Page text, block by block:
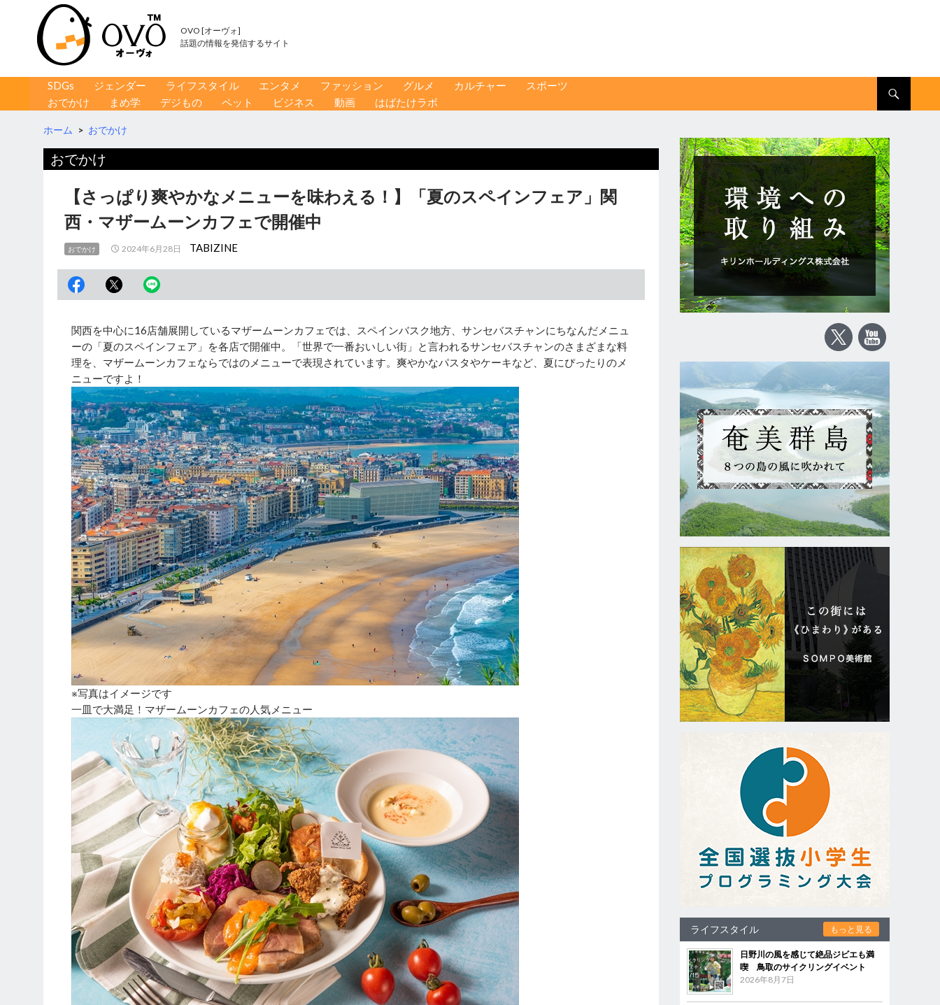
OVO [オーヴォ]
話題の情報を発信するサイト
コンテンツへ移動
SDGs ジェンダー ライフスタイル エンタメ ファッション グルメ カルチャー
スポーツ
おでかけ
まめ学 デジもの ペット ビジネス 動画 はばたけラボ
ホーム > おでかけ
おでかけ
【さっぱり爽やかなメニューを味わえる！】「夏のスペインフェア」関
西・マザームーンカフェで開催中
おでかけ 2024年6月28日 TABIZINE
関西を中心に16店舗展開しているマザームーンカフェでは、スペインバスク地方、サンセバスチャンにちなんだメニュ
ーの「夏のスペインフェア」を各店で開催中。「世界で一番おいしい街」と言われるサンセバスチャンのさまざまな料
理を、マザームーンカフェならではのメニューで表現されています。爽やかなパスタやケーキなど、夏にぴったりのメ
ニューですよ！
※写真はイメージです
一皿で大満足！マザームーンカフェの人気メニュー
ライフスタイル もっと見る
日野川の風を感じて絶品ジビエも満
喫 鳥取のサイクリングイベント
2026年8月7日